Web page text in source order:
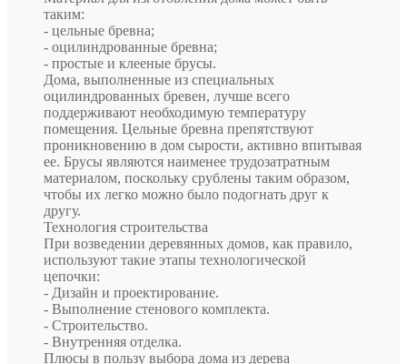
таким:
- цельные бревна;
- оцилиндрованные бревна;
- простые и клееные брусы.
Дома, выполненные из специальных
оцилиндрованных бревен, лучше всего
поддерживают необходимую температуру
помещения. Цельные бревна препятствуют
проникновению в дом сырости, активно впитывая
ее. Брусы являются наименее трудозатратным
материалом, поскольку срублены таким образом,
чтобы их легко можно было подогнать друг к
другу.
Технология строительства
При возведении деревянных домов, как правило,
используют такие этапы технологической
цепочки:
- Дизайн и проектирование.
- Выполнение стенового комплекта.
- Строительство.
- Внутренняя отделка.
Плюсы в пользу выбора дома из дерева